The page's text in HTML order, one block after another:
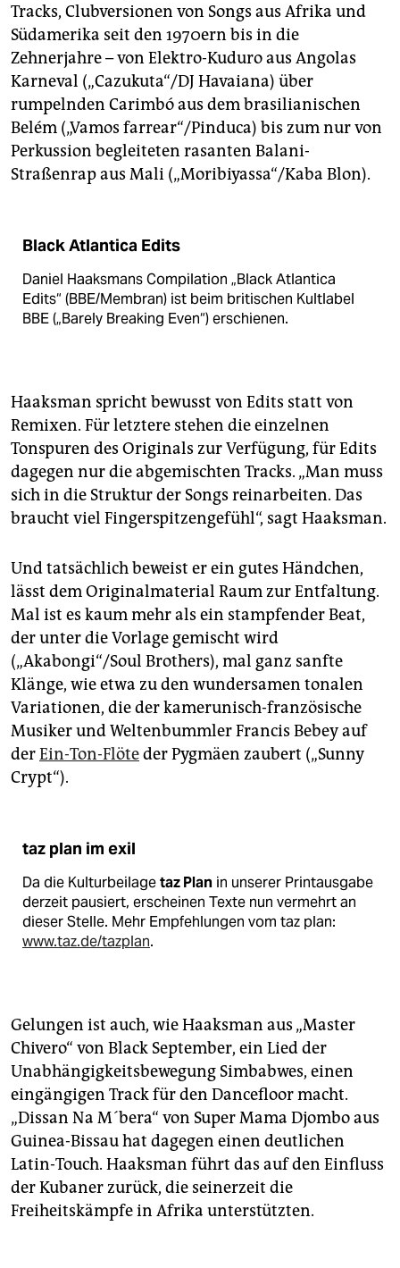
Tracks, Clubversionen von Songs aus Afrika und
Südamerika seit den 1970ern bis in die
Zehnerjahre – von Elektro-Kuduro aus Angolas
Karneval („Cazukuta“/DJ Havaiana) über
rumpelnden Carimbó aus dem brasilianischen
Belém („Vamos farrear“/Pinduca) bis zum nur von
Perkussion begleiteten rasanten Balani-
Straßenrap aus Mali („Moribiyassa“/Kaba Blon).
Black Atlantica Edits
Daniel Haaksmans Compilation „Black Atlantica
Edits“ (BBE/Membran) ist beim britischen Kultlabel
BBE („Barely Breaking Even“) erschienen.
Haaksman spricht bewusst von Edits statt von
Remixen. Für letztere stehen die einzelnen
Tonspuren des Originals zur Verfügung, für Edits
dagegen nur die abgemischten Tracks. „Man muss
sich in die Struktur der Songs reinarbeiten. Das
braucht viel Fingerspitzengefühl“, sagt Haaksman.
Und tatsächlich beweist er ein gutes Händchen,
lässt dem Originalmaterial Raum zur Entfaltung.
Mal ist es kaum mehr als ein stampfender Beat,
der unter die Vorlage gemischt wird
(„Akabongi“/Soul Brothers), mal ganz sanfte
Klänge, wie etwa zu den wundersamen tonalen
Variationen, die der kamerunisch-französische
Musiker und Weltenbummler Francis Bebey auf
derEin-Ton-Flöteder Pygmäen zaubert („Sunny
Crypt“).
taz plan im exil
Da die Kulturbeilagetaz Plan in unserer Printausgabe
derzeit pausiert, erscheinen Texte nun vermehrt an
dieser Stelle. Mehr Empfehlungen vom taz plan:
www.taz.de/tazplan.
Gelungen ist auch, wie Haaksman aus „Master
Chivero“ von Black September, ein Lied der
Unabhängigkeitsbewegung Simbabwes, einen
eingängigen Track für den Dancefloor macht.
„Dissan Na M´bera“ von Super Mama Djombo aus
Guinea-Bissau hat dagegen einen deutlichen
Latin-Touch. Haaksman führt das auf den Einfluss
der Kubaner zurück, die seinerzeit die
Freiheitskämpfe in Afrika unterstützten.